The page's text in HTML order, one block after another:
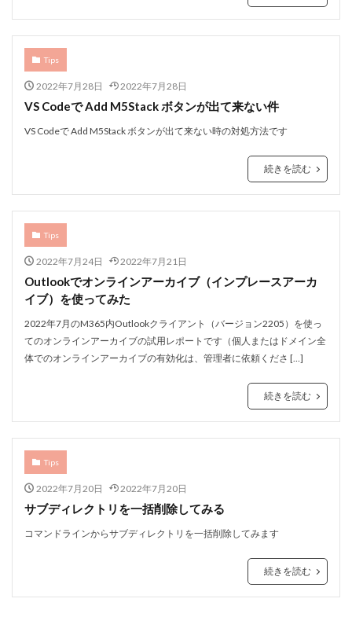
Tips
2022年7月28日 2022年7月28日
VS Codeで Add M5Stack ボタンが出て来ない件
VS Codeで Add M5Stack ボタンが出て来ない時の対処方法です
続きを読む
Tips
2022年7月24日 2022年7月21日
Outlookでオンラインアーカイブ（インプレースアーカ
イブ）を使ってみた
2022年7月のM365内Outlookクライアント（バージョン2205）を使っ
てのオンラインアーカイブの試用レポートです（個人またはドメイン全
体でのオンラインアーカイブの有効化は、管理者に依頼くださ […]
続きを読む
Tips
2022年7月20日 2022年7月20日
サブディレクトリを一括削除してみる
コマンドラインからサブディレクトリを一括削除してみます
続きを読む